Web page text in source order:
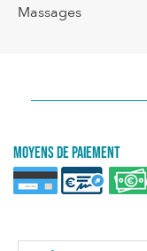
Massages
Moyens de paiement